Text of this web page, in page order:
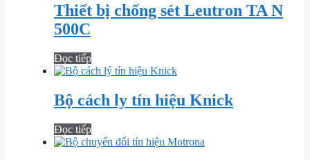
Thiết bị chống sét Leutron TA N
500C
Đọc tiếp
Bộ cách ly tín hiệu Knick
Đọc tiếp